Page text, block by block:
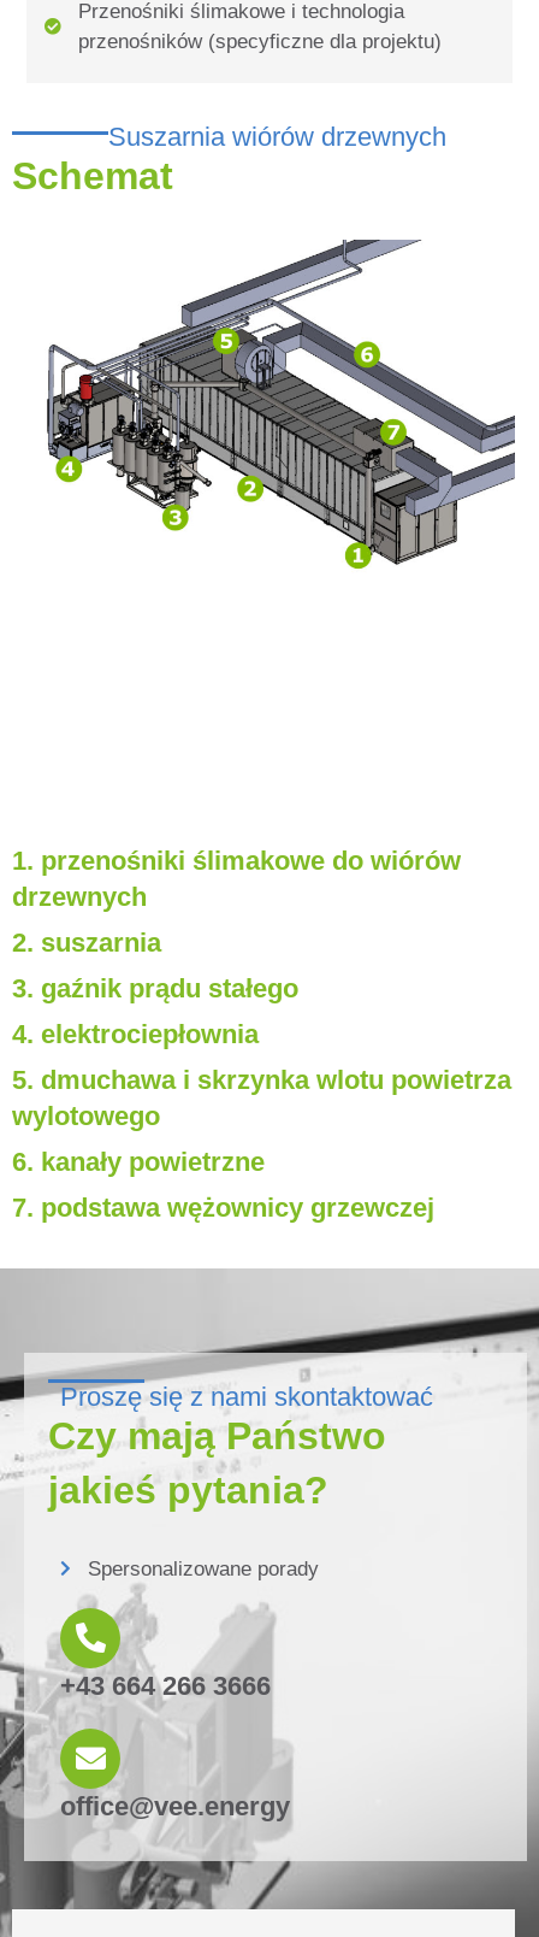
Przenośniki ślimakowe i technologia
przenośników (specyficzne dla projektu)
Suszarnia wiórów drzewnych
Schemat
1. przenośniki ślimakowe do wiórów
drzewnych
2. suszarnia
3. gaźnik prądu stałego
4. elektrociepłownia
5. dmuchawa i skrzynka wlotu powietrza
wylotowego
6. kanały powietrzne
7. podstawa wężownicy grzewczej
Proszę się z nami skontaktować
Czy mają Państwo
jakieś pytania?
Spersonalizowane porady
+43 664 266 3666
office@vee.energy